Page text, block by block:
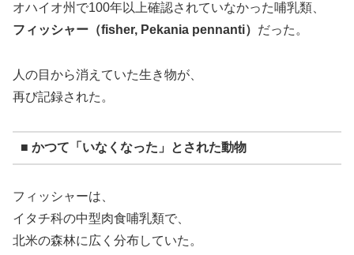
オハイオ州で100年以上確認されていなかった哺乳類、
フィッシャー（fisher, Pekania pennanti） だった。
人の目から消えていた生き物が、
再び記録された。
■ かつて「いなくなった」とされた動物
フィッシャーは、
イタチ科の中型肉食哺乳類で、
北米の森林に広く分布していた。